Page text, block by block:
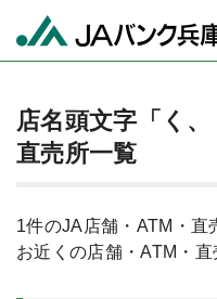
店名頭文字「く
直売所一覧
1件のJA店舗・ATM・直
お近くの店舗・ATM・直